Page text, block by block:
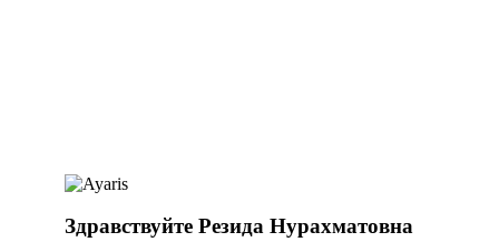
Здравствуйте Резида Нурахматовна